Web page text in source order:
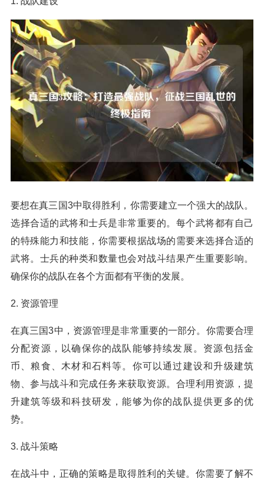
要想在真三国3中取得胜利，你需要建立一个强大的战队。
选择合适的武将和士兵是非常重要的。每个武将都有自己
的特殊能力和技能，你需要根据战场的需要来选择合适的
武将。士兵的种类和数量也会对战斗结果产生重要影响。
确保你的战队在各个方面都有平衡的发展。
2. 资源管理
在真三国3中，资源管理是非常重要的一部分。你需要合理
分配资源，以确保你的战队能够持续发展。资源包括金
币、粮食、木材和石料等。你可以通过建设和升级建筑
物、参与战斗和完成任务来获取资源。合理利用资源，提
升建筑等级和科技研发，能够为你的战队提供更多的优
势。
3. 战斗策略
在战斗中，正确的策略是取得胜利的关键。你需要了解不